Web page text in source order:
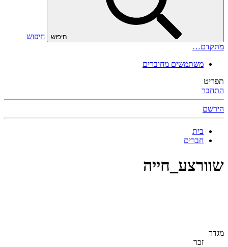
חיפוש
חיפוש
מתקדם…
משתמשים מחוברים
תפריט
התחבר
הירשם
בית
חברים
שוורצע_חייה
מגדר
זכר